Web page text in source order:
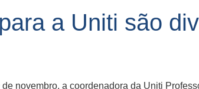
a Uniti são
novembro, a coordenadora da Uniti